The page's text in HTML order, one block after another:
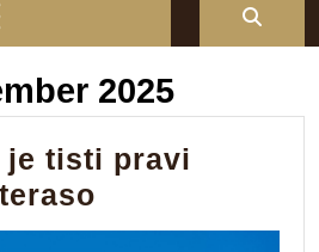
2025
je tisti pravi
je